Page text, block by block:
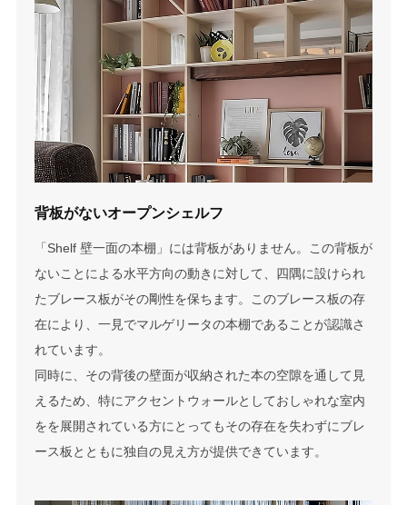
背板がないオープンシェルフ
「Shelf 壁一面の本棚」には背板がありません。この背板が
ないことによる水平方向の動きに対して、四隅に設けられ
たブレース板がその剛性を保ちます。このブレース板の存
在により、一見でマルゲリータの本棚であることが認識さ
れています。
同時に、その背後の壁面が収納された本の空隙を通して見
えるため、特にアクセントウォールとしておしゃれな室内
をを展開されている方にとってもその存在を失わずにブレ
ース板とともに独自の見え方が提供できています。